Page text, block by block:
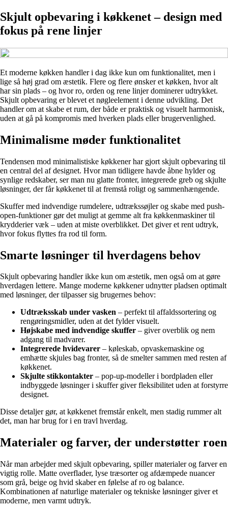
Skjult opbevaring i køkkenet – design med
fokus på rene linjer
Et moderne køkken handler i dag ikke kun om funktionalitet, men i
lige så høj grad om æstetik. Flere og flere ønsker et køkken, hvor alt
har sin plads – og hvor ro, orden og rene linjer dominerer udtrykket.
Skjult opbevaring er blevet et nøgleelement i denne udvikling. Det
handler om at skabe et rum, der både er praktisk og visuelt harmonisk,
uden at gå på kompromis med hverken plads eller brugervenlighed.
Minimalisme møder funktionalitet
Tendensen mod minimalistiske køkkener har gjort skjult opbevaring til
en central del af designet. Hvor man tidligere havde åbne hylder og
synlige redskaber, ser man nu glatte fronter, integrerede greb og skjulte
løsninger, der får køkkenet til at fremstå roligt og sammenhængende.
Skuffer med indvendige rumdelere, udtrækssøjler og skabe med push-
open-funktioner gør det muligt at gemme alt fra køkkenmaskiner til
krydderier væk – uden at miste overblikket. Det giver et rent udtryk,
hvor fokus flyttes fra rod til form.
Smarte løsninger til hverdagens behov
Skjult opbevaring handler ikke kun om æstetik, men også om at gøre
hverdagen lettere. Mange moderne køkkener udnytter pladsen optimalt
med løsninger, der tilpasser sig brugernes behov:
Udtræksskab under vasken – perfekt til affaldssortering og
rengøringsmidler, uden at det fylder visuelt.
Højskabe med indvendige skuffer – giver overblik og nem
adgang til madvarer.
Integrerede hvidevarer – køleskab, opvaskemaskine og
emhætte skjules bag fronter, så de smelter sammen med resten af
køkkenet.
Skjulte stikkontakter – pop-up-modeller i bordpladen eller
indbyggede løsninger i skuffer giver fleksibilitet uden at forstyrre
designet.
Disse detaljer gør, at køkkenet fremstår enkelt, men stadig rummer alt
det, man har brug for i en travl hverdag.
Materialer og farver, der understøtter roen
Når man arbejder med skjult opbevaring, spiller materialer og farver en
vigtig rolle. Matte overflader, lyse træsorter og afdæmpede nuancer
som grå, beige og hvid skaber en følelse af ro og balance.
Kombinationen af naturlige materialer og tekniske løsninger giver et
moderne, men varmt udtryk.